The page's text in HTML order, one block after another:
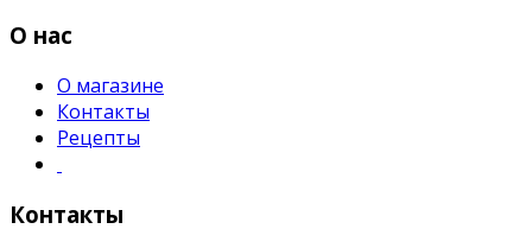
О нас
О магазине
Контакты
Рецепты
Контакты